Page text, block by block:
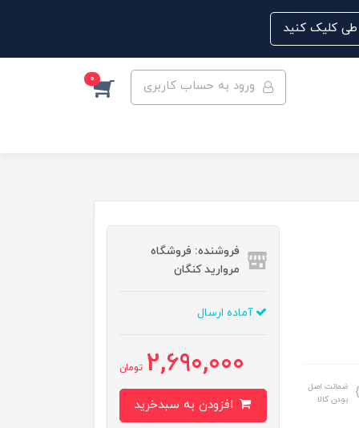
ورود به حساب کاربری 0
ضمانت اصل
بودن کالا
فروشنده: فروشگاه
مروارید کنگان
آماده ارسال
2,690,000 تومان